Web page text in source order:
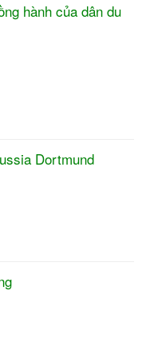
hành của dân du
Dortmund